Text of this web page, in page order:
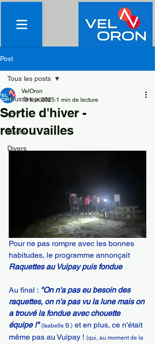
Post
Tous les posts
VTT
Route
Divers
Tous les posts
Sortie d'hiver -
retrouvailles
VelOron
13 févr. 2025 1 min de lecture
Pour ne pas rompre avec les bonnes
habitudes, le programme annonçait
Raquettes au Vuipay puis fondue
Au final : "On n'a pas eu besoin des
raquettes, on n'a pas vu la lune mais on
a trouvé la fondue avec chouette
équipe !" (Isabelle B.) et en plus, ce n'était
même pas au Vuipay ! (qui, au moment de la